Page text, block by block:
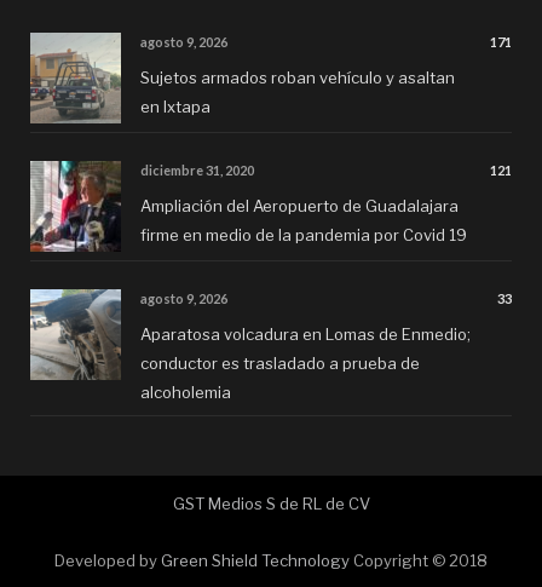
agosto 9, 2026 171
Sujetos armados roban vehículo y asaltan
en Ixtapa
diciembre 31, 2020 121
Ampliación del Aeropuerto de Guadalajara
firme en medio de la pandemia por Covid 19
agosto 9, 2026 33
Aparatosa volcadura en Lomas de Enmedio;
conductor es trasladado a prueba de
alcoholemia
GST Medios S de RL de CV
Developed by Green Shield Technology Copyright © 2018